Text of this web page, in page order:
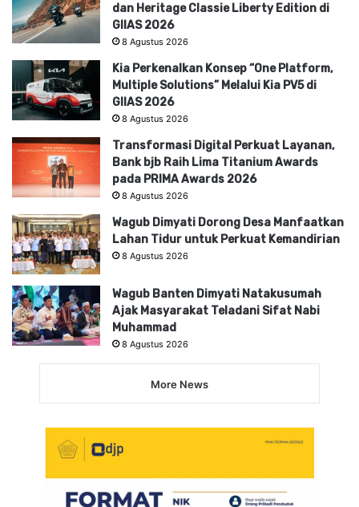
dan Heritage Classie Liberty Edition di
GIIAS 2026
8 Agustus 2026
Kia Perkenalkan Konsep “One Platform,
Multiple Solutions” Melalui Kia PV5 di
GIIAS 2026
8 Agustus 2026
Transformasi Digital Perkuat Layanan,
Bank bjb Raih Lima Titanium Awards
pada PRIMA Awards 2026
8 Agustus 2026
Wagub Dimyati Dorong Desa Manfaatkan
Lahan Tidur untuk Perkuat Kemandirian
8 Agustus 2026
Wagub Banten Dimyati Natakusumah
Ajak Masyarakat Teladani Sifat Nabi
Muhammad
8 Agustus 2026
More News